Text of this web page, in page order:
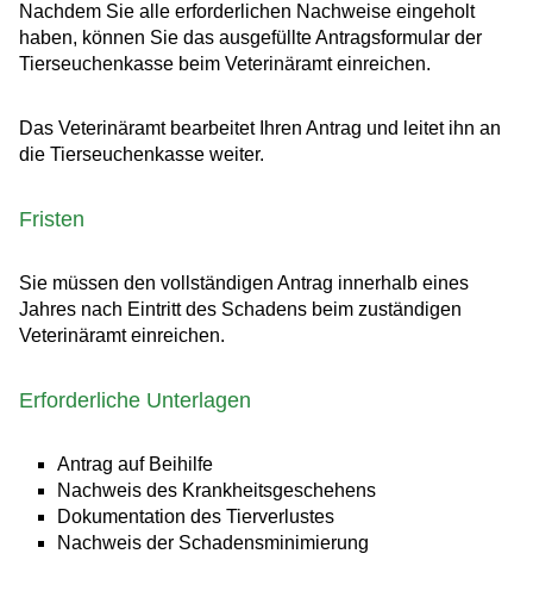
Nachdem Sie alle erforderlichen Nachweise eingeholt
haben, können Sie das ausgefüllte Antragsformular der
Tierseuchenkasse beim Veterinäramt einreichen.
Das Veterinäramt bearbeitet Ihren Antrag und leitet ihn an
die Tierseuchenkasse weiter.
Fristen
Sie müssen den vollständigen Antrag innerhalb eines
Jahres nach Eintritt des Schadens beim zuständigen
Veterinäramt einreichen.
Erforderliche Unterlagen
Antrag auf Beihilfe
Nachweis des Krankheitsgeschehens
Dokumentation des Tierverlustes
Nachweis der Schadensminimierung